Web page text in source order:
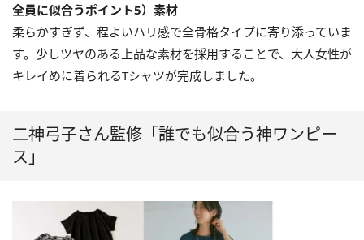
全員に似合うポイント5）素材
柔らかすぎず、程よいハリ感で全骨格タイプに寄り添っていま
す。少しツヤのある上品な素材を採用することで、大人女性が
キレイめに着られるTシャツが完成しました。
二神弓子さん監修「誰でも似合う神ワンピー
ス」